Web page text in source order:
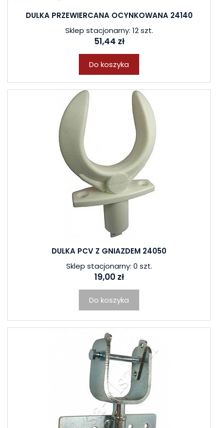
DULKA PRZEWIERCANA OCYNKOWANA 24140
Sklep stacjonarny: 12 szt.
51,44 zł
Do koszyka
DULKA PCV Z GNIAZDEM 24050
Sklep stacjonarny: 0 szt.
19,00 zł
Do koszyka